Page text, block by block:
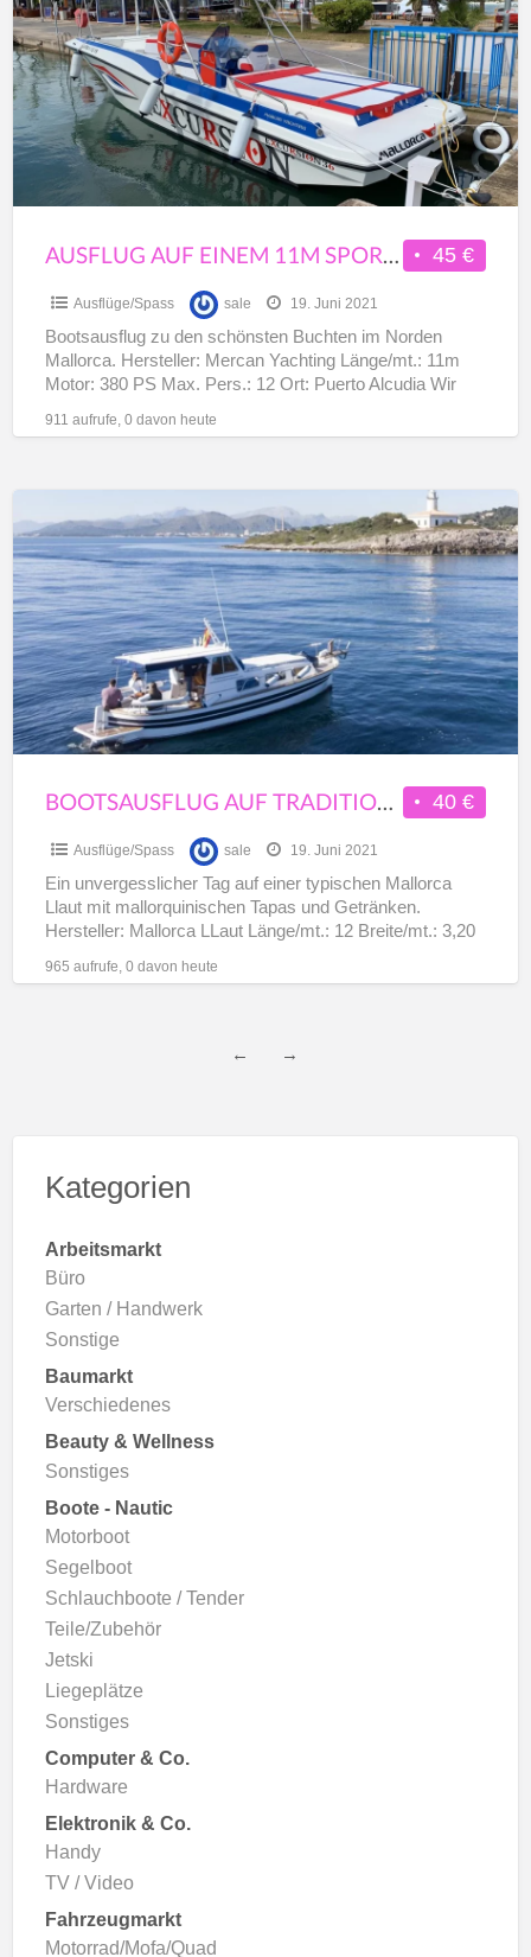
einem
11m
Sportboot
12Pax
Alcudia
45 €
AUSFLUG AUF EINEM 11M SPORTBOOT 12PAX ALCUDIA
Ausflüge/Spass sale 19. Juni 2021
Bootsausflug zu den schönsten Buchten im Norden
Mallorca. Hersteller: Mercan Yachting Länge/mt.: 11m
Motor: 380 PS Max. Pers.: 12 Ort: Puerto Alcudia Wir
911 aufrufe, 0 davon heute
auf
traditionelle
Mallorca
Llaut
10PAX
Alcudia
40 €
BOOTSAUSFLUG AUF TRADITIONELLE MALLORCA LLAUT 10PAX ALCUDIA
Ausflüge/Spass sale 19. Juni 2021
Ein unvergesslicher Tag auf einer typischen Mallorca
Llaut mit mallorquinischen Tapas und Getränken.
Hersteller: Mallorca LLaut Länge/mt.: 12 Breite/mt.: 3,20
965 aufrufe, 0 davon heute
← →
Kategorien
Arbeitsmarkt
Büro
Garten / Handwerk
Sonstige
Baumarkt
Verschiedenes
Beauty & Wellness
Sonstiges
Boote - Nautic
Motorboot
Segelboot
Schlauchboote / Tender
Teile/Zubehör
Jetski
Liegeplätze
Sonstiges
Computer & Co.
Hardware
Elektronik & Co.
Handy
TV / Video
Fahrzeugmarkt
Motorrad/Mofa/Quad